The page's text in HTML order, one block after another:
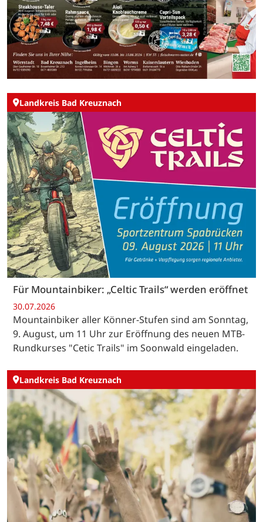
Landkreis Bad Kreuznach
Für Mountainbiker: „Celtic Trails“ werden eröffnet
30.07.2026
Mountainbiker aller Könner-Stufen sind am Sonntag,
9. August, um 11 Uhr zur Eröffnung des neuen MTB-
Rundkurses "Cetic Trails" im Soonwald eingeladen.
Landkreis Bad Kreuznach